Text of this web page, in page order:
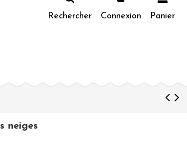
Rechercher Connexion Panier
neiges